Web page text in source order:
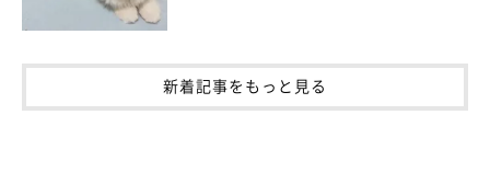
新着記事をもっと見る